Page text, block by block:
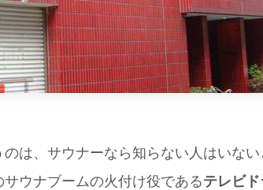
は、サウナーなら知らない人はいな
ウナブームの火付け役であるテレビド